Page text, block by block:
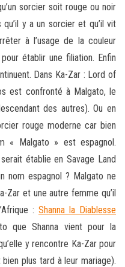
sorcier soit rouge ou noir
y a un sorcier et qu’il vit
à l’usage de la couleur
établir une filiation. Enfin
Dans Ka-Zar : Lord of
est confronté à Malgato, le
des autres). Ou en
rouge moderne car bien
« Malgato » est espagnol.
établie en Savage Land
nom espagnol ? Malgato ne
Zar et une autre femme qu’il
: Shanna la Diablesse
que Shanna vient pour la
y rencontre Ka-Zar pour
plus tard à leur mariage).